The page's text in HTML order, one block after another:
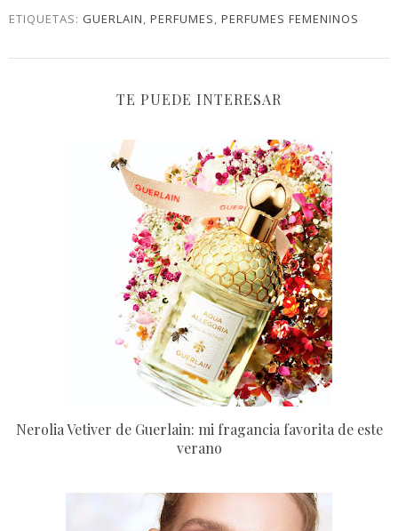
ETIQUETAS: GUERLAIN, PERFUMES, PERFUMES FEMENINOS
TE PUEDE INTERESAR
Nerolia Vetiver de Guerlain: mi fragancia favorita de este
verano